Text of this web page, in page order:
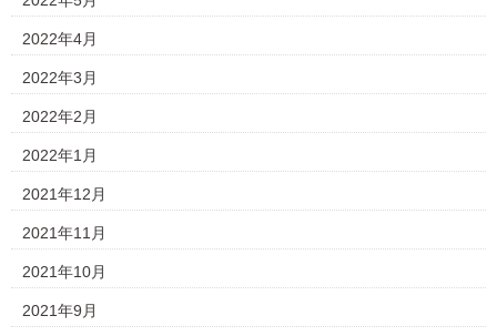
2022年4月
2022年3月
2022年2月
2022年1月
2021年12月
2021年11月
2021年10月
2021年9月